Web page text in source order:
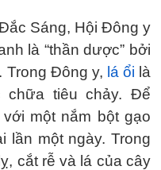
Sáng, Hội Đông y
là “thần dược” bởi
Trong Đông y, lá ổi là
chữa tiêu chảy. Để
một nắm bột gạo
lần một ngày. Trong
cắt rễ và lá của cây